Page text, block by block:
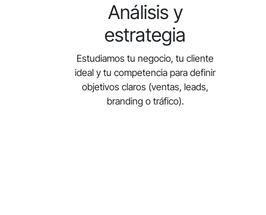
Análisis y
estrategia
Estudiamos tu negocio, tu cliente
ideal y tu competencia para definir
objetivos claros (ventas, leads,
branding o tráfico).